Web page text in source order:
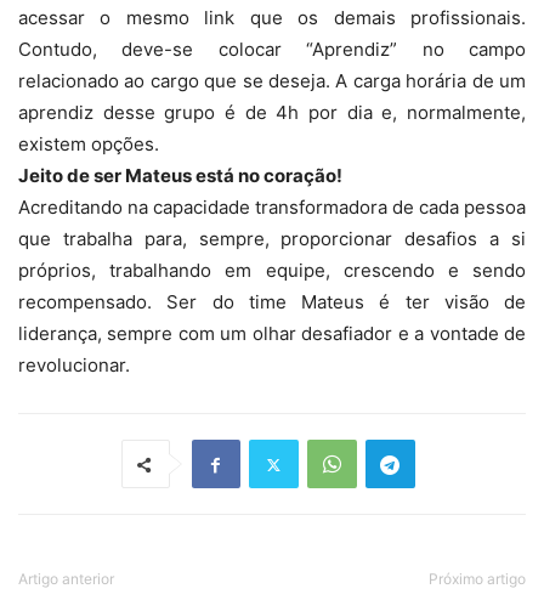
acessar o mesmo link que os demais profissionais.
Contudo, deve-se colocar “Aprendiz” no campo
relacionado ao cargo que se deseja. A carga horária de um
aprendiz desse grupo é de 4h por dia e, normalmente,
existem opções.
Jeito de ser Mateus está no coração!
Acreditando na capacidade transformadora de cada pessoa
que trabalha para, sempre, proporcionar desafios a si
próprios, trabalhando em equipe, crescendo e sendo
recompensado. Ser do time Mateus é ter visão de
liderança, sempre com um olhar desafiador e a vontade de
revolucionar.
Artigo anterior Próximo artigo